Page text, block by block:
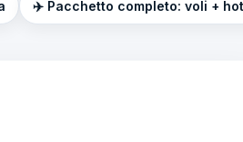
✈️ Pacchetto completo: voli +